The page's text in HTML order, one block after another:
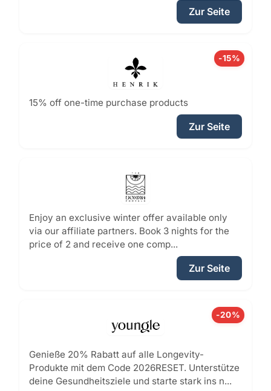
Zur Seite
-15%
15% off one-time purchase products
Zur Seite
Enjoy an exclusive winter offer available only
via our affiliate partners. Book 3 nights for the
price of 2 and receive one comp...
Zur Seite
-20%
Genieße 20% Rabatt auf alle Longevity-
Produkte mit dem Code 2026RESET. Unterstütze
deine Gesundheitsziele und starte stark ins n...